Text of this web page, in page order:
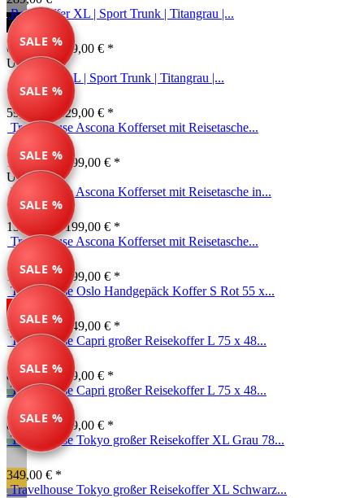
SALE %
Reisekoffer XL | Sport Trunk | Titangrau |...
69,99 € *149,00 € *
SALE %
Unser Tipp
Reisekoffer L | Sport Trunk | Titangrau |...
59,99 € * 129,00 € *
SALE %
Travelhouse Ascona Kofferset mit Reisetasche...
139,99 € * 199,00 € *
SALE %
Unser Tipp
Travelhouse Ascona Kofferset mit Reisetasche in...
139,99 € *199,00 € *
SALE %
Travelhouse Ascona Kofferset mit Reisetasche...
139,99 € * 199,00 € *
SALE %
Travelhouse Oslo Handgepäck Koffer S Rot 55 x...
199,00 € * 249,00 € *
SALE %
Travelhouse Capri großer Reisekoffer L 75 x 48...
89,99 € *189,00 € *
SALE %
Travelhouse Capri großer Reisekoffer L 75 x 48...
89,99 € *189,00 € *
Travelhouse Tokyo großer Reisekoffer XL Grau 78...
349,00 € *
Travelhouse Tokyo großer Reisekoffer XL Schwarz...